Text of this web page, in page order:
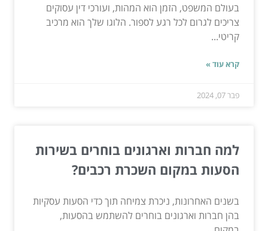
בעולם המשפט, הזמן הוא המהות, ועורכי דין עסוקים
צריכים לגרום לכל רגע לספור. הלוגו שלך הוא מרכיב
קריטי...
קרא עוד »
פבר 07, 2024
למה חברות וארגונים בוחרים בשירות
הסעות במקום השכרת רכבים?
בשנים האחרונות, ניכרת צמיחה תוך כדי הסעות עסקיות
בהן חברות וארגונים בוחרים להשתמש בהסעות,